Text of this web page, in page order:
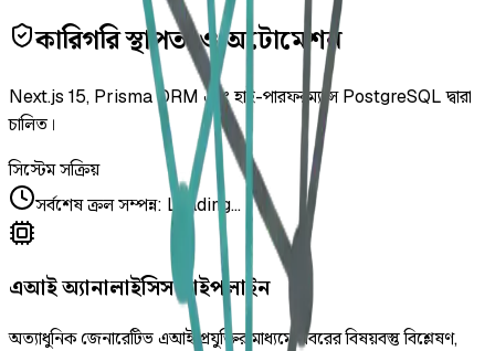
কারিগরি স্থাপত্য ও অটোমেশন
Next.js 15, Prisma ORM এবং হাই-পারফরম্যান্স PostgreSQL দ্বারা
চালিত।
সিস্টেম সক্রিয়
সর্বশেষ ক্রল সম্পন্ন: Loading...
এআই অ্যানালাইসিস পাইপলাইন
অত্যাধুনিক জেনারেটিভ এআই প্রযুক্তির মাধ্যমে খবরের বিষয়বস্তু বিশ্লেষণ,